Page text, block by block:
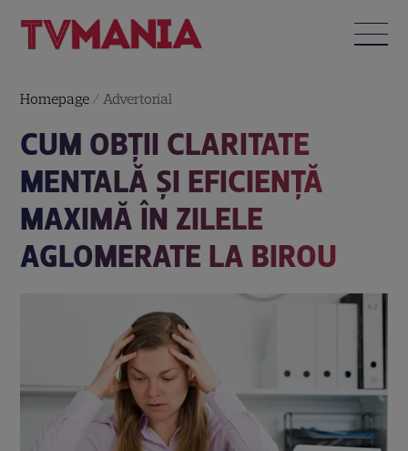
Homepage / Advertorial
CUM OBȚII CLARITATE
MENTALĂ ȘI EFICIENȚĂ
MAXIMĂ ÎN ZILELE
AGLOMERATE LA BIROU